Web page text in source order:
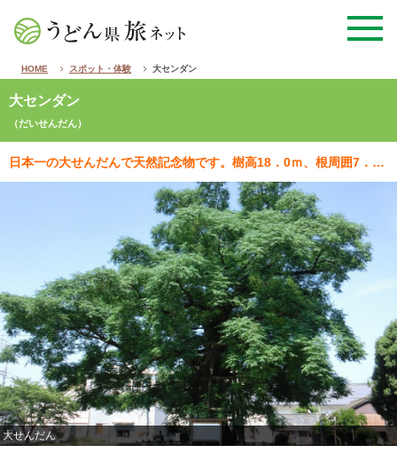
HOME スポット・体験 大センダン
大センダン
（だいせんだん）
日本一の大せんだんで天然記念物です。樹高18．0ｍ、根周囲7．0ｍ、幹周囲6．8ｍ、東西枝張り22．…
大せんだん